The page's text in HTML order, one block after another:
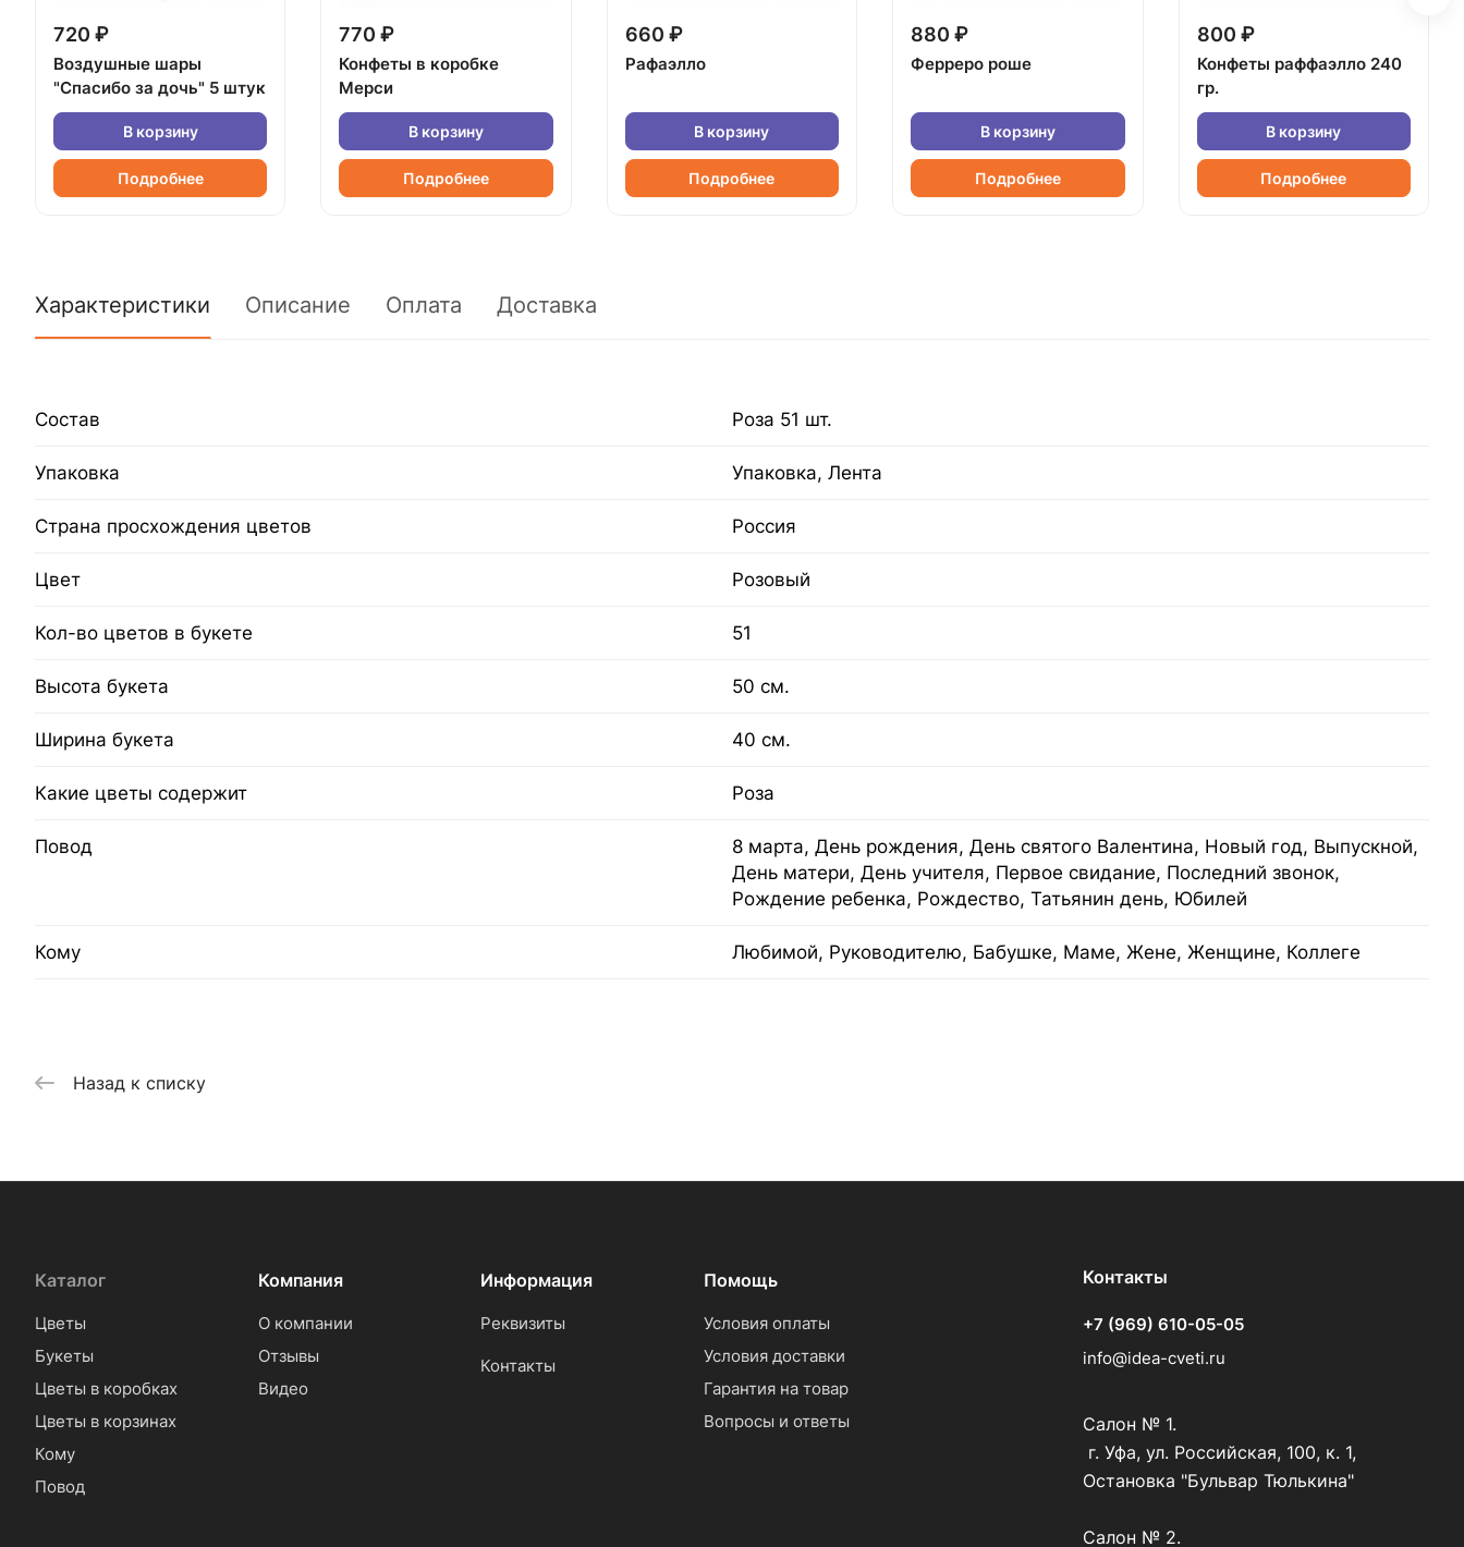
720 ₽
Воздушные шары
"Спасибо за дочь" 5 штук
В корзину
Подробнее
770 ₽
Конфеты в коробке
Мерси
В корзину
Подробнее
660 ₽
Рафаэлло
В корзину
Подробнее
880 ₽
Ферреро роше
В корзину
Подробнее
800 ₽
Конфеты раффаэлло 240
гр.
В корзину
Подробнее
Характеристики Описание Оплата Доставка
Состав Роза 51 шт.
Упаковка Упаковка, Лента
Страна просхождения цветов Россия
Цвет Розовый
Кол-во цветов в букете 51
Высота букета 50 см.
Ширина букета 40 см.
Какие цветы содержит Роза
Повод
8 марта, День рождения, День святого Валентина, Новый год, Выпускной,
День матери, День учителя, Первое свидание, Последний звонок,
Рождение ребенка, Рождество, Татьянин день, Юбилей
Кому Любимой, Руководителю, Бабушке, Маме, Жене, Женщине, Коллеге
Назад к списку
Каталог
Цветы
Букеты
Цветы в коробках
Цветы в корзинах
Кому
Повод
Компания
О компании
Отзывы
Видео
Информация
Реквизиты
Контакты
Помощь
Условия оплаты
Условия доставки
Гарантия на товар
Вопросы и ответы
Контакты
+7 (969) 610-05-05
info@idea-cveti.ru
Салон № 1.
г. Уфа, ул. Российская, 100, к. 1,
Остановка "Бульвар Тюлькина"
Салон № 2.